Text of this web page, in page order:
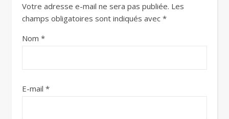
Votre adresse e-mail ne sera pas publiée. Les
champs obligatoires sont indiqués avec *
Nom *
E-mail *